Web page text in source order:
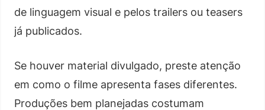
de linguagem visual e pelos trailers ou teasers
já publicados.
Se houver material divulgado, preste atenção
em como o filme apresenta fases diferentes.
Produções bem planejadas costumam